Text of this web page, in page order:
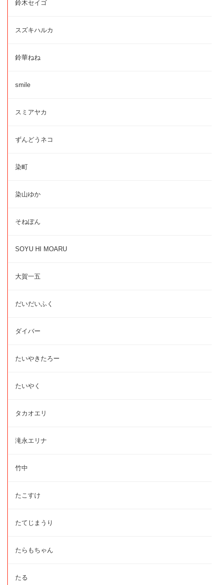
鈴木セイゴ
スズキハルカ
鈴華ねね
smile
スミアヤカ
ずんどうネコ
染町
染山ゆか
そねぽん
SOYU HI MOARU
大賀一五
だいだいふく
ダイバー
たいやきたろー
たいやく
タカオエリ
滝永エリナ
竹中
たこすけ
たてじまうり
たらもちゃん
たる